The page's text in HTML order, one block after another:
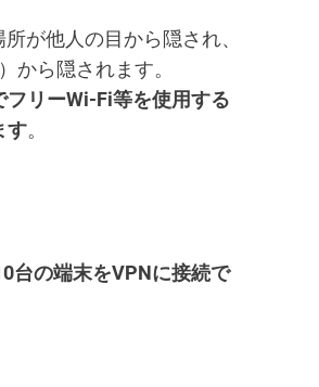
が他人の目から隠され、
から隠されます。
フリーWi-Fi等を使用する
す。
台の端末をVPNに接続で